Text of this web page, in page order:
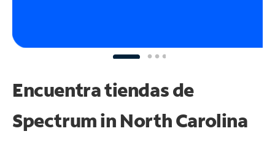
Encuentra tiendas de
Spectrumin North Carolina